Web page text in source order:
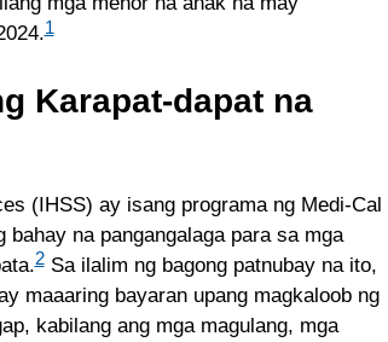
1
Karapat-dapat na
(IHSS) ay isang programa ng Medi-Cal
na pangangalaga para sa mga
2Sa ilalim ng bagong patnubay na ito,
maaaring bayaran upang magkaloob ng
kabilang ang mga magulang, mga